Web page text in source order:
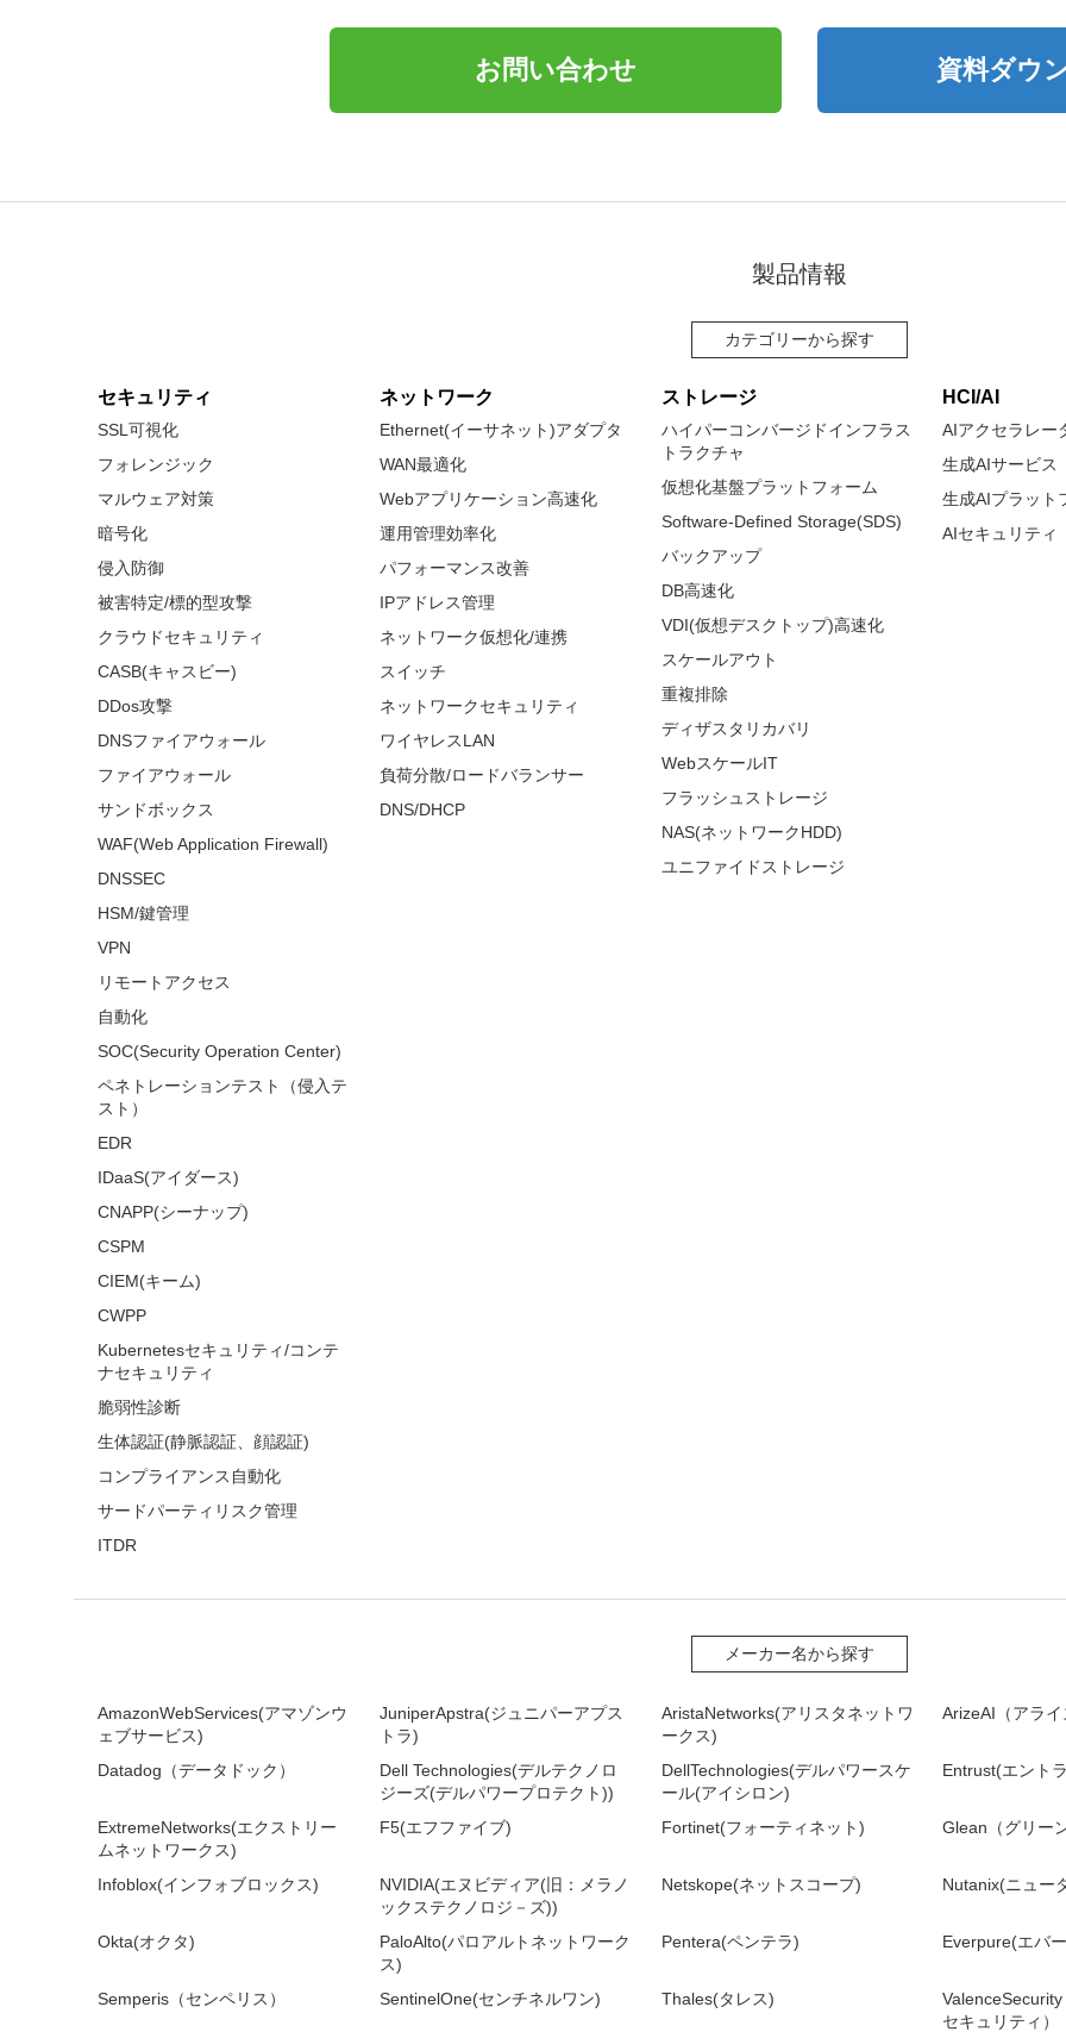
お問い合わせ 資料ダウ
製品情報
カテゴリーから探す
セキュリティ
SSL可視化
フォレンジック
マルウェア対策
暗号化
侵入防御
被害特定/標的型攻撃
クラウドセキュリティ
CASB(キャスビー)
DDos攻撃
DNSファイアウォール
ファイアウォール
サンドボックス
WAF(Web Application Firewall)
DNSSEC
HSM/鍵管理
VPN
リモートアクセス
自動化
SOC(Security Operation Center)
ペネトレーションテスト（侵入テ
スト）
EDR
IDaaS(アイダース)
CNAPP(シーナップ)
CSPM
CIEM(キーム)
CWPP
Kubernetesセキュリティ/コンテ
ナセキュリティ
脆弱性診断
生体認証(静脈認証、顔認証)
コンプライアンス自動化
サードパーティリスク管理
ITDR
ネットワーク
Ethernet(イーサネット)アダプタ
WAN最適化
Webアプリケーション高速化
運用管理効率化
パフォーマンス改善
IPアドレス管理
ネットワーク仮想化/連携
スイッチ
ネットワークセキュリティ
ワイヤレスLAN
負荷分散/ロードバランサー
DNS/DHCP
ストレージ
ハイパーコンバージドインフラス
トラクチャ
仮想化基盤プラットフォーム
Software-Defined Storage(SDS)
バックアップ
DB高速化
VDI(仮想デスクトップ)高速化
スケールアウト
重複排除
ディザスタリカバリ
WebスケールIT
フラッシュストレージ
NAS(ネットワークHDD)
ユニファイドストレージ
HCI/AI
AIアクセラレー
生成AIサービス
生成AIプラット
AIセキュリティ
メーカー名から探す
AmazonWebServices(アマゾンウ
ェブサービス)
JuniperApstra(ジュニパーアプス
トラ)
AristaNetworks(アリスタネットワ
ークス)
ArizeAI（アラ
Datadog（データドック）
Dell Technologies(デルテクノロ
ジーズ(デルパワープロテクト))
DellTechnologies(デルパワースケ
ール(アイシロン)
Entrust(エント
ExtremeNetworks(エクストリー
ムネットワークス)
F5(エフファイブ) Fortinet(フォーティネット) Glean（グリー
Infoblox(インフォブロックス)
NVIDIA(エヌビディア(旧：メラノ
ックステクノロジ－ズ))
Netskope(ネットスコープ) Nutanix(ニュー
Okta(オクタ)
PaloAlto(パロアルトネットワーク
ス)
Pentera(ペンテラ) Everpure(エバ
Semperis（センペリス） SentinelOne(センチネルワン) Thales(タレス)
セキュリティ）